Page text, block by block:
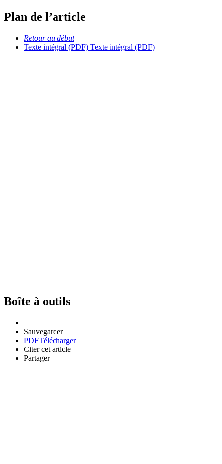
Plan de l’article
Retour au début
Texte intégral (PDF) Texte intégral (PDF)
Boîte à outils
Sauvegarder
PDFTélécharger
Citer cet article
Partager